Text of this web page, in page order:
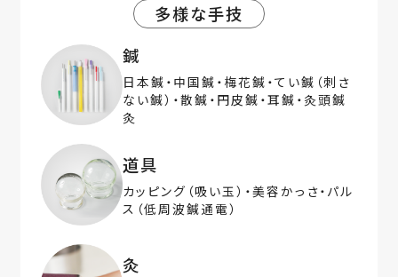
多様な手技
鍼
日本鍼・中国鍼・梅花鍼・てい鍼（刺さ
ない鍼）・散鍼・円皮鍼・耳鍼・灸頭鍼
灸
道具
カッピング（吸い玉）・美容かっさ・パル
ス（低周波鍼通電）
灸